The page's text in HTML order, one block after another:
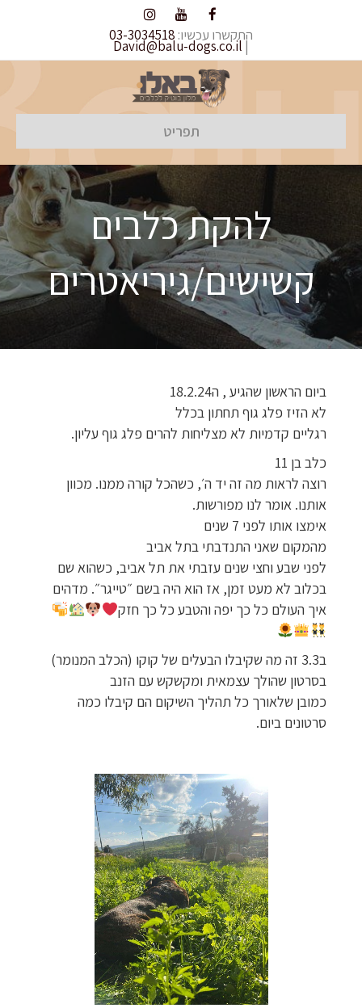
התקשרו עכשיו: 03-3034518
|
David@balu-dogs.co.il
תפריט
להקת כלבים
קשישים/גיריאטרים
ביום הראשון שהגיע , ה18.2.24
לא הזיז פלג גוף תחתון בכלל
רגליים קדמיות לא מצליחות להרים פלג גוף עליון.
כלב בן 11
רוצה לראות מה זה יד ה׳, כשהכל קורה ממנו. מכוון
אותנו. אומר לנו מפורשות.
אימצו אותו לפני 7 שנים
מהמקום שאני התנדבתי בתל אביב
לפני שבע וחצי שנים עזבתי את תל אביב, כשהוא שם
בכלוב לא מעט זמן, אז הוא היה בשם ״טייגר״. מדהים
איך העולם כל כך יפה והטבע כל כך חזק
ב3.3 זה מה שקיבלו הבעלים של קוקו (הכלב המנומר)
בסרטון שהולך עצמאית ומקשקש עם הזנב
כמובן שלאורך כל תהליך השיקום הם קיבלו כמה
סרטונים ביום.